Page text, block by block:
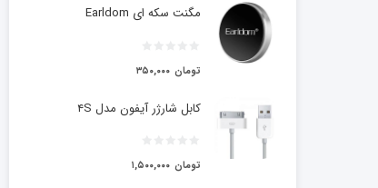
مگنت سکه ای Earldom
۳۵۰,۰۰۰ تومان
کابل شارژر آیفون مدل ۴S
۱,۵۰۰,۰۰۰ تومان